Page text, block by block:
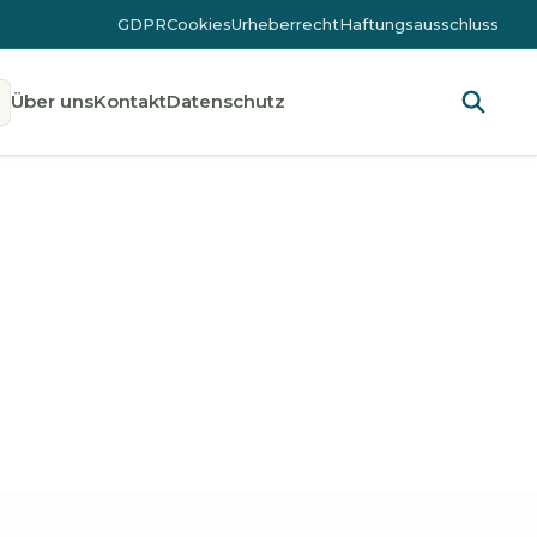
GDPRCookiesUrheberrechtHaftungsausschluss
Über unsKontaktDatenschutz